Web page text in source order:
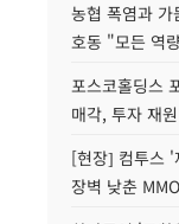
농협 폭염과
호동 "모든 역
포스코홀딩스
매각, 투자 재
[현장] 컴투스 '
장벽 낮춘